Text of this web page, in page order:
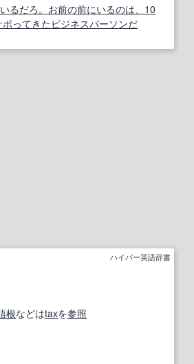
るだろ。お前の前にいるのは、10
ってきたビジネスパーソンだ
ハイパー英語辞書
根などはtaxを参照